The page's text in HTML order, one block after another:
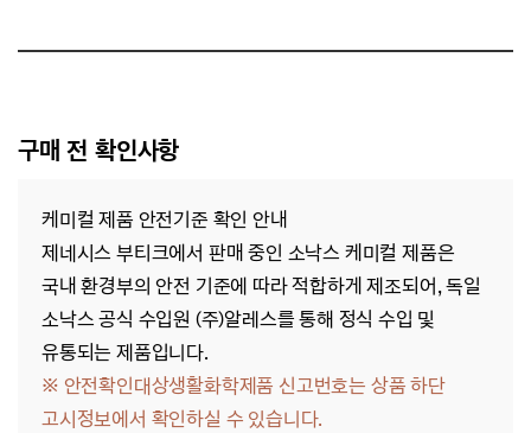
구매 전 확인사항
케미컬 제품 안전기준 확인 안내
제네시스 부티크에서 판매 중인 소낙스 케미컬 제품은
국내 환경부의 안전 기준에 따라 적합하게 제조되어,독일
소낙스 공식 수입원 (주)알레스를 통해 정식 수입 및
유통되는 제품입니다.
※ 안전확인대상생활화학제품 신고번호는 상품 하단
고시정보에서 확인하실 수 있습니다.